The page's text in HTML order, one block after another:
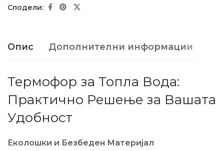
Опис Дополнителни информации
Термофор за Топла Вода:
Практично Решење за Вашата
Удобност
Еколошки и Безбеден Материјал